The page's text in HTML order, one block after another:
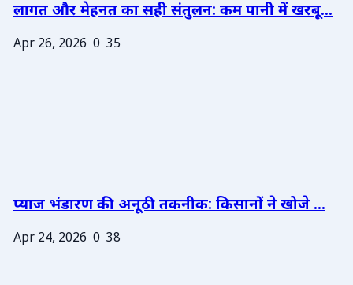
लागत और मेहनत का सही संतुलन: कम पानी में खरबू...
Apr 26, 2026 0 35
प्याज भंडारण की अनूठी तकनीक: किसानों ने खोजे ...
Apr 24, 2026 0 38